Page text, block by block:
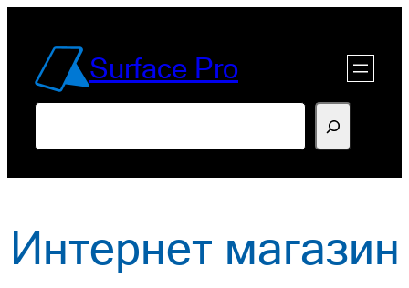
содержимомуSurface Pro
Интернет магазин